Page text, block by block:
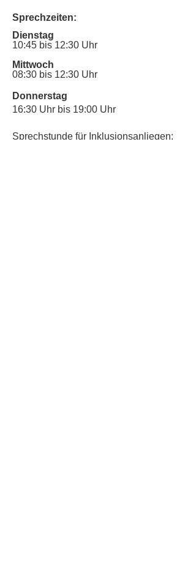
Sprechzeiten:
Dienstag
10:45 bis 12:30 Uhr
Mittwoch
08:30 bis 12:30 Uhr
Donnerstag
16:30 Uhr bis 19:00 Uhr
Sprechstunde für Inklusionsanliegen: